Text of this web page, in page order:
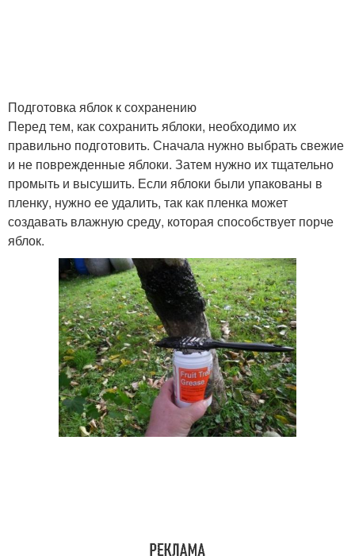
Подготовка яблок к сохранению
Перед тем, как сохранить яблоки, необходимо их
правильно подготовить. Сначала нужно выбрать свежие
и не поврежденные яблоки. Затем нужно их тщательно
промыть и высушить. Если яблоки были упакованы в
пленку, нужно ее удалить, так как пленка может
создавать влажную среду, которая способствует порче
яблок.